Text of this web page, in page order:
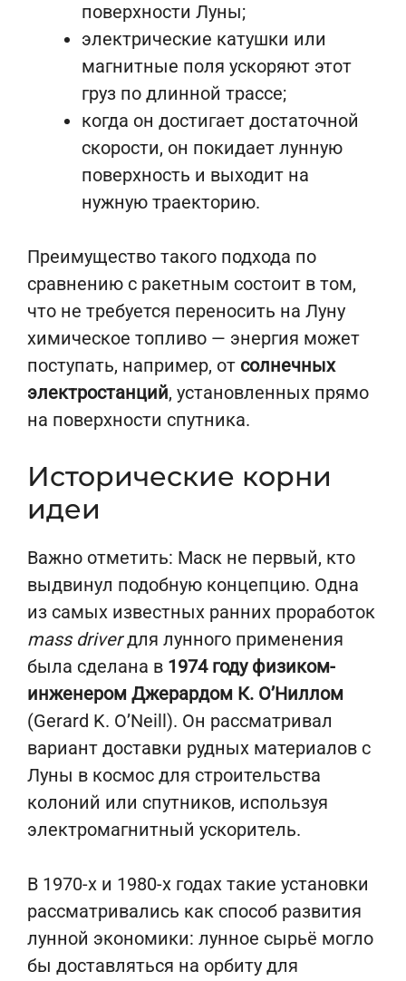
поверхности Луны;
электрические катушки или
магнитные поля ускоряют этот
груз по длинной трассе;
когда он достигает достаточной
скорости, он покидает лунную
поверхность и выходит на
нужную траекторию.
Преимущество такого подхода по
сравнению с ракетным состоит в том,
что не требуется переносить на Луну
химическое топливо — энергия может
поступать, например, от солнечных
электростанций, установленных прямо
на поверхности спутника.
Исторические корни
идеи
Важно отметить: Маск не первый, кто
выдвинул подобную концепцию. Одна
из самых известных ранних проработок
mass driverдля лунного применения
была сделана в 1974 году физиком-
инженером Джерардом К. О’Ниллом
(Gerard K. O’Neill). Он рассматривал
вариант доставки рудных материалов с
Луны в космос для строительства
колоний или спутников, используя
электромагнитный ускоритель.
В 1970-х и 1980-х годах такие установки
рассматривались как способ развития
лунной экономики: лунное сырьё могло
бы доставляться на орбиту для